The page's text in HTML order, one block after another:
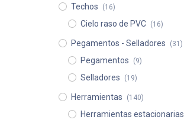
Techos (16)
Cielo raso de PVC (16)
Pegamentos - Selladores (31)
Pegamentos (9)
Selladores (19)
Herramientas (140)
Herramientas estacionarias